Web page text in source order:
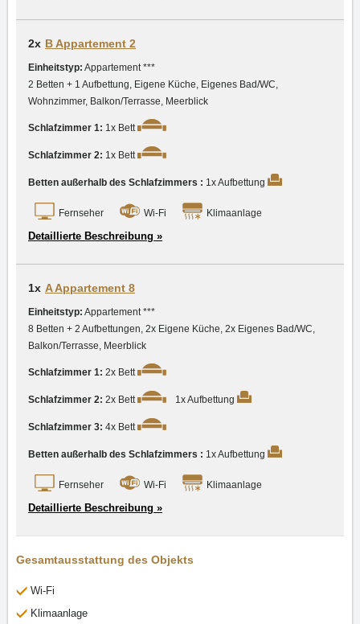
2x B Appartement 2
Einheitstyp: Appartement ***
2 Betten + 1 Aufbettung, Eigene Küche, Eigenes Bad/WC,
Wohnzimmer, Balkon/Terrasse, Meerblick
Schlafzimmer 1: 1x Bett
Schlafzimmer 2: 1x Bett
Betten außerhalb des Schlafzimmers : 1x Aufbettung
Fernseher Wi-Fi Klimaanlage
Detaillierte Beschreibung »
1x A Appartement 8
Einheitstyp: Appartement ***
8 Betten + 2 Aufbettungen, 2x Eigene Küche, 2x Eigenes Bad/WC,
Balkon/Terrasse, Meerblick
Schlafzimmer 1: 2x Bett
Schlafzimmer 2: 2x Bett 1x Aufbettung
Schlafzimmer 3: 4x Bett
Betten außerhalb des Schlafzimmers : 1x Aufbettung
Fernseher Wi-Fi Klimaanlage
Detaillierte Beschreibung »
Gesamtausstattung des Objekts
Wi-Fi
Klimaanlage